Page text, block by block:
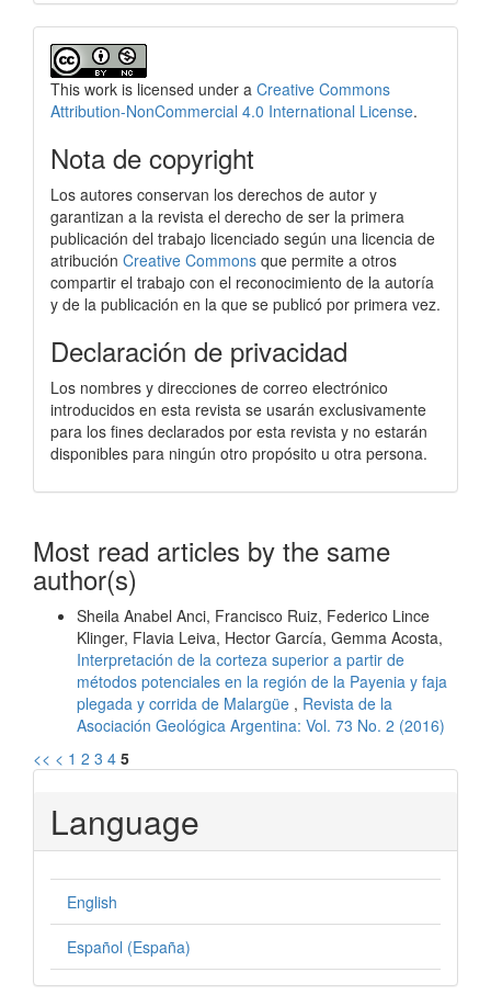
This work is licensed under a Creative Commons
Attribution-NonCommercial 4.0 International License.
Nota de copyright
Los autores conservan los derechos de autor y
garantizan a la revista el derecho de ser la primera
publicación del trabajo licenciado según una licencia de
atribución Creative Commons que permite a otros
compartir el trabajo con el reconocimiento de la autoría
y de la publicación en la que se publicó por primera vez.
Declaración de privacidad
Los nombres y direcciones de correo electrónico
introducidos en esta revista se usarán exclusivamente
para los fines declarados por esta revista y no estarán
disponibles para ningún otro propósito u otra persona.
Most read articles by the same
author(s)
Sheila Anabel Anci, Francisco Ruiz, Federico Lince
Klinger, Flavia Leiva, Hector García, Gemma Acosta,
Interpretación de la corteza superior a partir de
métodos potenciales en la región de la Payenia y faja
plegada y corrida de Malargüe , Revista de la
Asociación Geológica Argentina: Vol. 73 No. 2 (2016)
<< < 1 2 3 4 5
Language
English
Español (España)